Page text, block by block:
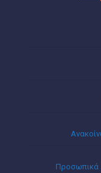
Προσωπικά